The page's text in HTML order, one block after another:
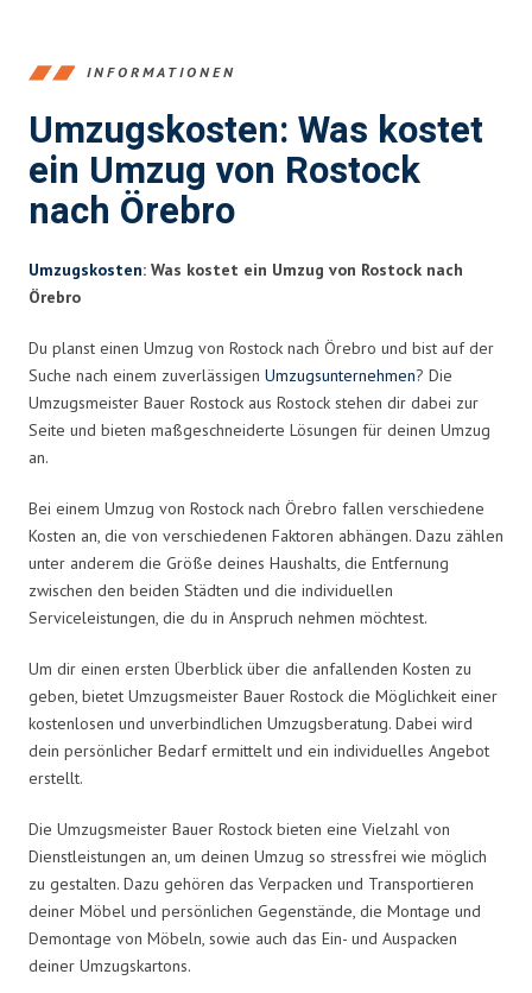
INFORMATIONEN
Umzugskosten: Was kostet
ein Umzug von Rostock
nach Örebro
Umzugskosten: Was kostet ein Umzug von Rostock nach
Örebro
Du planst einen Umzug von Rostock nach Örebro und bist auf der
Suche nach einem zuverlässigen Umzugsunternehmen? Die
Umzugsmeister Bauer Rostock aus Rostock stehen dir dabei zur
Seite und bieten maßgeschneiderte Lösungen für deinen Umzug
an.
Bei einem Umzug von Rostock nach Örebro fallen verschiedene
Kosten an, die von verschiedenen Faktoren abhängen. Dazu zählen
unter anderem die Größe deines Haushalts, die Entfernung
zwischen den beiden Städten und die individuellen
Serviceleistungen, die du in Anspruch nehmen möchtest.
Um dir einen ersten Überblick über die anfallenden Kosten zu
geben, bietet Umzugsmeister Bauer Rostock die Möglichkeit einer
kostenlosen und unverbindlichen Umzugsberatung. Dabei wird
dein persönlicher Bedarf ermittelt und ein individuelles Angebot
erstellt.
Die Umzugsmeister Bauer Rostock bieten eine Vielzahl von
Dienstleistungen an, um deinen Umzug so stressfrei wie möglich
zu gestalten. Dazu gehören das Verpacken und Transportieren
deiner Möbel und persönlichen Gegenstände, die Montage und
Demontage von Möbeln, sowie auch das Ein- und Auspacken
deiner Umzugskartons.